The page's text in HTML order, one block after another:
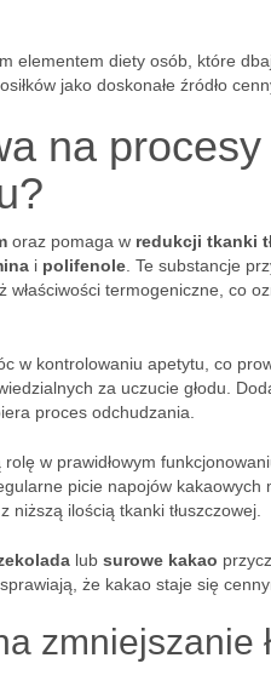
elementem diety osób, które
jako doskonałe źródło
na
oraz pomaga w redukcji tkanki
i polifenole . Te substancje
właściwości termogeniczne, co
w kontrolowaniu apetytu, co
za uczucie głodu.
proces odchudzania.
w prawidłowym
picie napojów
niższą ilością tkanki tłuszczowej.
lub surowe kakao
że kakao staje się
zmniejszanie